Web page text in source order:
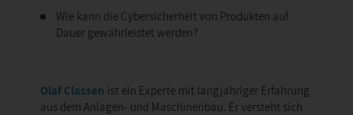
Wie kann die Cybersicherheit von Produkten auf
Dauer gewährleistet werden?
Olaf Classen ist ein Experte mit langjähriger Erfahrung
aus dem Anlagen- und Maschinenbau. Er versteht sich